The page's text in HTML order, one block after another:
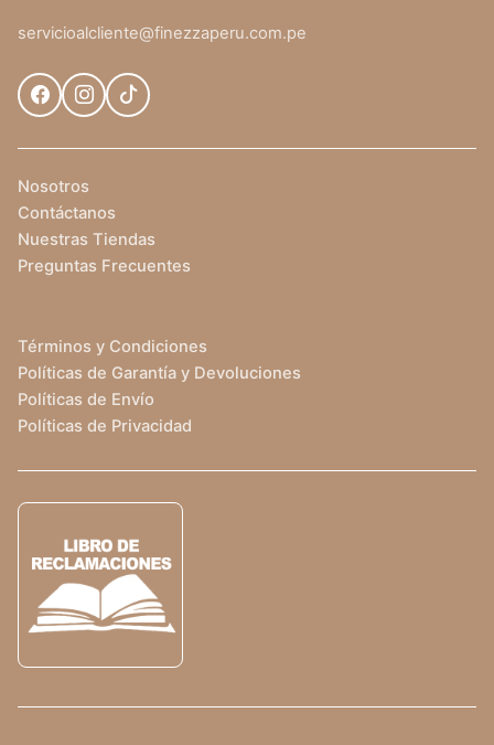
servicioalcliente@finezzaperu.com.pe
Nosotros
Contáctanos
Nuestras Tiendas
Preguntas Frecuentes
Términos y Condiciones
Políticas de Garantía y Devoluciones
Políticas de Envío
Políticas de Privacidad